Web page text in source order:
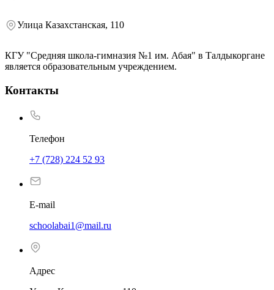
Улица Казахстанская, 110
КГУ "Средняя школа-гимназия №1 им. Абая" в Талдыкоргане
является образовательным учреждением.
Контакты
Телефон
+7 (728) 224 52 93
E-mail
schoolabai1@mail.ru
Адрес